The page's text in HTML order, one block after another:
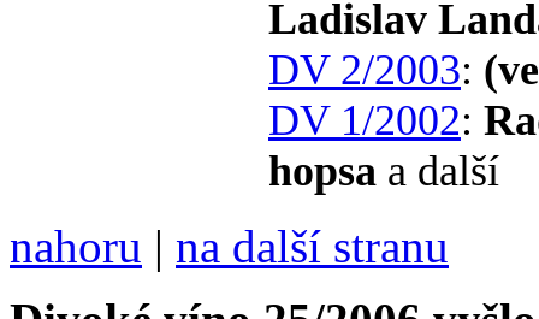
Ladislav
DV 2/2003:
DV 1/2002:
hopsa a další
nahoru | na další stranu